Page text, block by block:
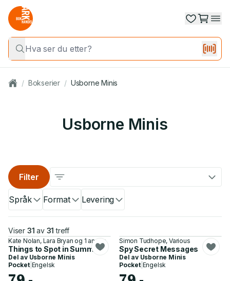
/ Bokserier / Usborne Minis
Usborne Minis
Språk Format Levering
Filter
Viser 31 av 31 treff
Kate Nolan, Lara Bryan og 1 annen
Things to Spot in Summer
Del av Usborne Minis
Pocket| Engelsk
Simon Tudhope, Various
Spy Secret Messages
Del av Usborne Minis
Pocket| Engelsk